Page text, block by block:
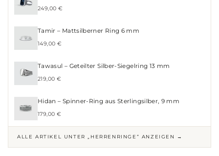
249,00 €
Tamir – Mattsilberner Ring 6 mm
149,00 €
Tawasul – Geteilter Silber-Siegelring 13 mm
219,00 €
Hidan – Spinner-Ring aus Sterlingsilber, 9 mm
179,00 €
ALLE ARTIKEL UNTER „HERRENRINGE“ ANZEIGEN →